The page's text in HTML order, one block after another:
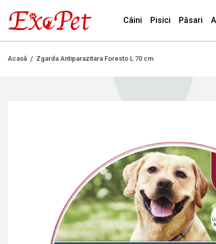
Câini Pisici Păsari
Acasă Zgarda Antiparazitara Foresto L 70 cm